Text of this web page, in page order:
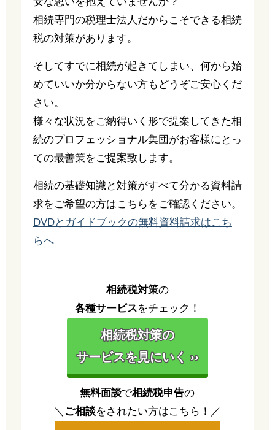
相続専門の税理士法人だからこそできる相続
税の対策があります。
そしてすでに相続が起きてしまい、何から始
めていいか分からない方もどうぞご安心くだ
さい。
様々な状況をご納得いく形で提案してきた相
続のプロフェッショナル集団がお客様にとっ
ての最善策をご提案致します。
相続の基礎知識と対策がすべて分かる資料請
求をご希望の方はこちらをご確認ください。
DVDとガイドブックの無料資料請求はこち
らへ
相続税対策の
各種サービスをチェック！
相続税対策の
サービスを見にいく ››
無料面談で相続税申告の
＼ ご相談をされたい方はこちら！／